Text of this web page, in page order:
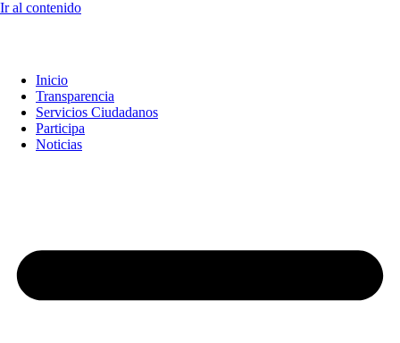
Ir al contenido
Inicio
Transparencia
Servicios Ciudadanos
Participa
Noticias